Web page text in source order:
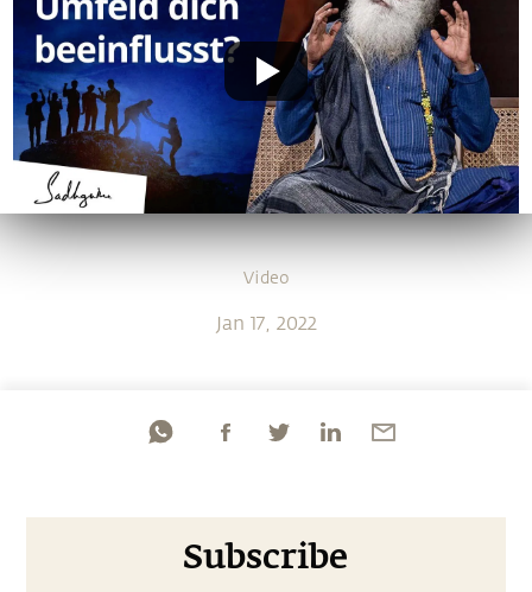
Video
Jan 17, 2022
Subscribe